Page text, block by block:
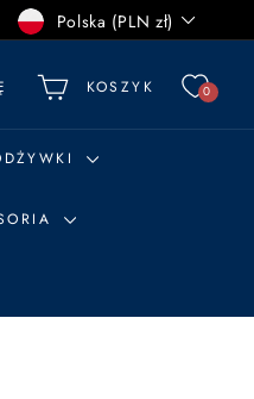
WalutaPolska (PLN zł)
KOSZYK 0